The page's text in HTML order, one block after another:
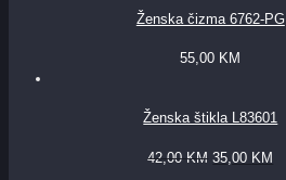
Ženska čizma 6762-PG
55,00 KM
Ženska štikla L83601
42,00 KM 35,00 KM